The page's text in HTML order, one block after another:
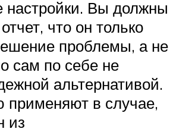
настройки. Вы должны
что он только
проблемы, а не
сам по себе не
альтернативой.
применяют в случае,
из